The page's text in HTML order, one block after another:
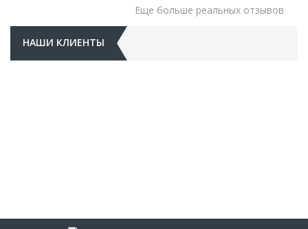
Еще больше реальных отзывов
НАШИ КЛИЕНТЫ